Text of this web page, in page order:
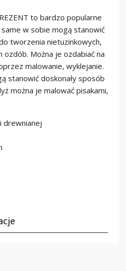
to bardzo popularne
w sobie mogą stanowić
tworzenia nietuzinkowych,
ozdób. Można je ozdabiać na
malowanie, wyklejanie.
stanowić doskonały sposób
można je malować pisakami,
drewnianej